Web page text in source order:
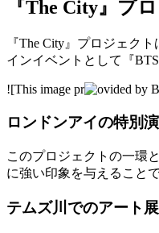
『The City』プ
『The City』プロジェク
インイベントとして『
![This image pr
ロンドンアイの特別
このプロジェクトの一環
に強い印象を与えることで
テムズ川でのアート